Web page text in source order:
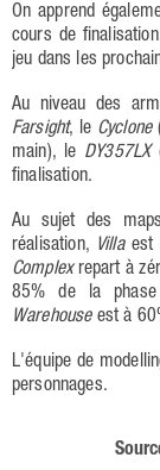
On apprend
cours de
jeu dans les
Au niveau des
Farsight, le Cyclone
main), le DY357LX
finalisation.
Au sujet des
réalisation, Villa est
Complexrepart à
85% de la
Warehouse est à
L'équipe de
personnages.